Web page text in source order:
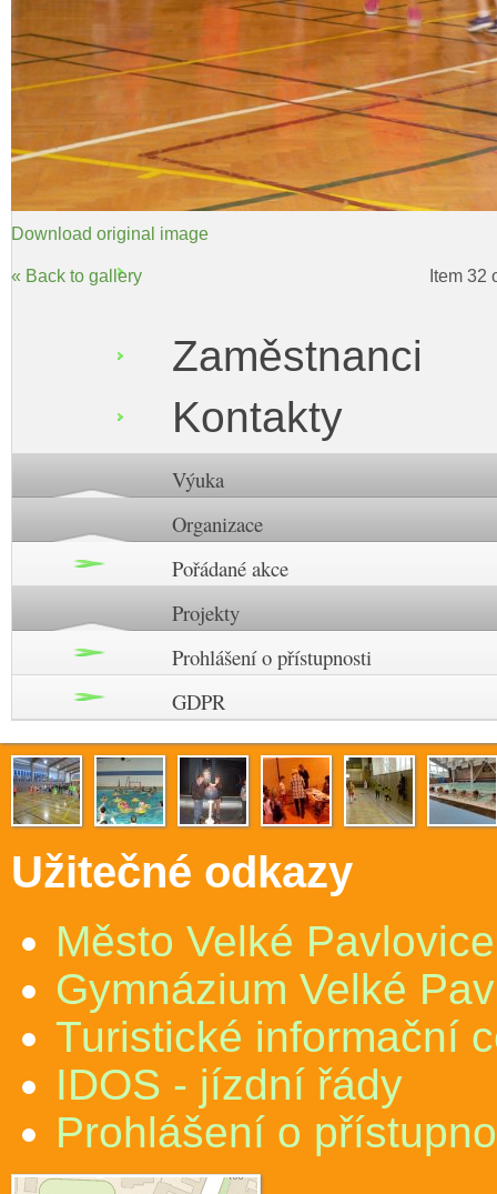
Download original image
« Back to gallery Item 32
Zaměstnanci
Kontakty
Výuka
Organizace
Pořádané akce
Projekty
Prohlášení o přístupnosti
GDPR
Užitečné odkazy
Město Velké Pavlovice
Gymnázium Velké
Turistické informační
IDOS - jízdní řády
Prohlášení o